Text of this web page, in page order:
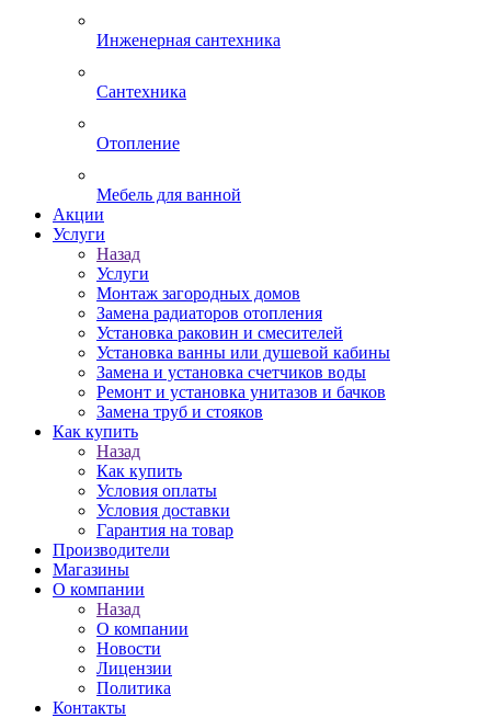
Инженерная сантехника
Сантехника
Отопление
Мебель для ванной
Акции
Услуги
Назад
Услуги
Монтаж загородных домов
Замена радиаторов отопления
Установка раковин и смесителей
Установка ванны или душевой кабины
Замена и установка счетчиков воды
Ремонт и установка унитазов и бачков
Замена труб и стояков
Как купить
Назад
Как купить
Условия оплаты
Условия доставки
Гарантия на товар
Производители
Магазины
О компании
Назад
О компании
Новости
Лицензии
Политика
Контакты